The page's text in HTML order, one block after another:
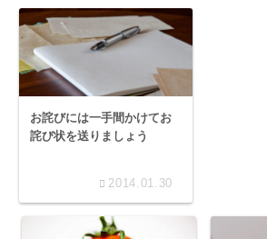
お詫びには一手間かけてお
詫び状を送りましょう
2014.01.30